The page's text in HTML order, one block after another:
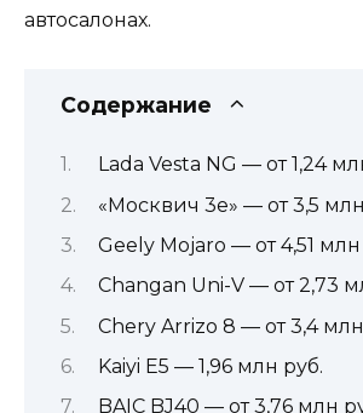
автосалонах.
Содержание
Lada Vesta NG — от 1,24
«Москвич 3е» — от 3,5
Geely Mojaro — от 4,51 млн
Changan Uni-V — от 2,73
Chery Arrizo 8 — от 3,4
Kaiyi E5 — 1,96 млн руб.
BAIC BJ40 — от 3,76 млн